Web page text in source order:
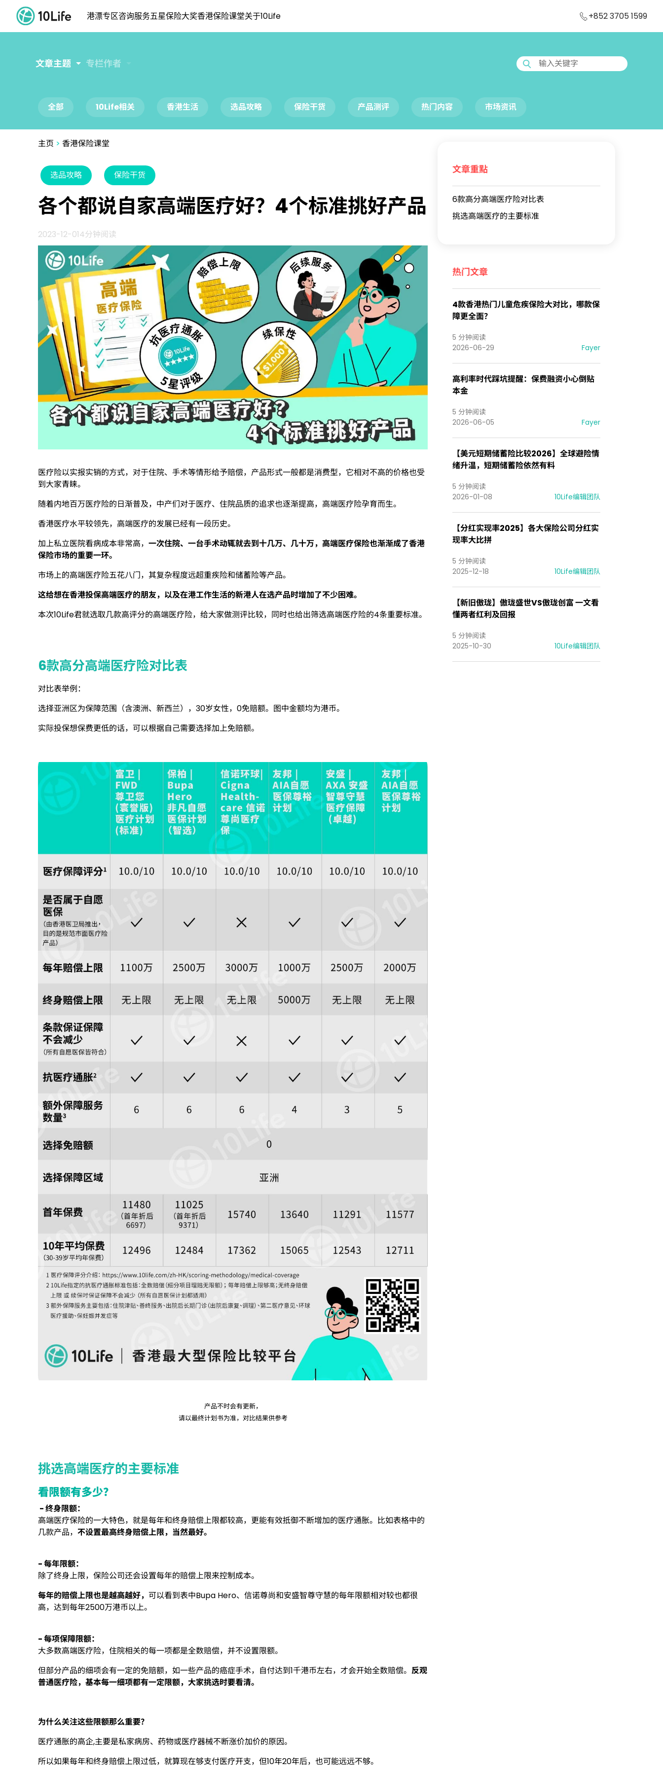
港漂专区咨询服务五星保险大奖香港保险课堂关于10Life +852 3705 1599
文章主题 专栏作者 输入关键字
全部 10Life相关 香港生活 选品攻略 保险干货 产品测评 热门内容 市场资讯
主页 > 香港保险课堂
选品攻略 保险干货
各个都说自家高端医疗好？4个标准挑好产品
2023-12-014分钟阅读
医疗险以实报实销的方式，对于住院、手术等情形给予赔偿，产品形式一般都是消费型，它相对不高的价格也受
到大家青睐。
随着内地百万医疗险的日渐普及，中产们对于医疗、住院品质的追求也逐渐提高，高端医疗险孕育而生。
香港医疗水平较领先，高端医疗的发展已经有一段历史。
加上私立医院看病成本非常高， 一次住院、一台手术动辄就去到十几万、几十万，高端医疗保险也渐渐成了香港
保险市场的重要一环。
市场上的高端医疗险五花八门，其复杂程度远超重疾险和储蓄险等产品。
这给想在香港投保高端医疗的朋友，以及在港工作生活的新港人在选产品时增加了不少困难。
本次10Life君就选取几款高评分的高端医疗险，给大家做测评比较，同时也给出筛选高端医疗险的4条重要标准。
6款高分高端医疗险对比表
对比表举例：
选择亚洲区为保障范围（含澳洲、新西兰），30岁女性，0免赔额。图中金额均为港币。
实际投保想保费更低的话，可以根据自己需要选择加上免赔额。
产品不时会有更新，
请以最终计划书为准，对比结果供参考
挑选高端医疗的主要标准
看限额有多少？
- 终身限额：
高端医疗保险的一大特色，就是每年和终身赔偿上限都较高，更能有效抵御不断增加的医疗通胀。比如表格中的
几款产品， 不设置最高终身赔偿上限，当然最好。
- 每年限额：
除了终身上限，保险公司还会设置每年的赔偿上限来控制成本。
每年的赔偿上限也是越高越好， 可以看到表中Bupa Hero、信诺尊尚和安盛智尊守慧的每年限额相对较也都很
高，达到每年2500万港币以上。
- 每项保障限额：
大多数高端医疗险，住院相关的每一项都是全数赔偿，并不设置限额。
但部分产品的细项会有一定的免赔额，如一些产品的癌症手术，自付达到1千港币左右，才会开始全数赔偿。 反观
普通医疗险，基本每一细项都有一定限额，大家挑选时要看清。
为什么关注这些限额那么重要？
医疗通胀的高企,主要是私家病房、药物或医疗器械不断涨价加价的原因。
所以如果每年和终身赔偿上限过低，就算现在够支付医疗开支，但10年20年后，也可能远远不够。
文章重點
6款高分高端医疗险对比表
挑选高端医疗的主要标准
热门文章
4款香港热门儿童危疾保险大对比，哪款保
障更全面？
2026-06-29
5 分钟阅读
Fayer
高利率时代踩坑提醒：保费融资小心倒贴
本金
2026-06-05
5 分钟阅读
Fayer
【美元短期储蓄险比较2026】全球避险情
绪升温，短期储蓄险依然有料
2026-01-08
5 分钟阅读
10Life编辑团队
【分红实现率2025】各大保险公司分红实
现率大比拼
2025-12-18
5 分钟阅读
10Life编辑团队
【新旧傲珑】傲珑盛世VS傲珑创富 一文看
懂两者红利及回报
2025-10-30
5 分钟阅读
10Life编辑团队